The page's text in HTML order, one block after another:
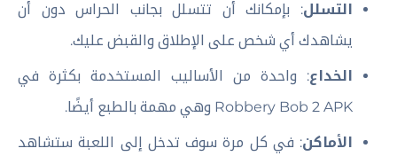
التسلل: بإمكانك أن تتسلل بجانب الحراس دون أن
يشاهدك أي شخص على الإطلاق والقبض عليك.
الخداع: واحدة من الأساليب المستخدمة بكثرة في
Robbery Bob 2 APK وهي مهمة بالطبع أيضًا.
الأماكن: في كل مرة سوف تدخل إلى اللعبة ستشاهد